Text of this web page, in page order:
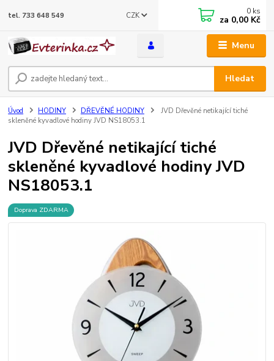
Menu
CZK
Hledat
tel. 733 648 549 0 ks
za 0,00 Kč
Úvod HODINY DŘEVĚNÉ HODINY
JVD Dřevěné netikající tiché
skleněné kyvadlové hodiny JVD NS18053.1
JVD Dřevěné netikající tiché
skleněné kyvadlové hodiny JVD
NS18053.1
Doprava ZDARMA